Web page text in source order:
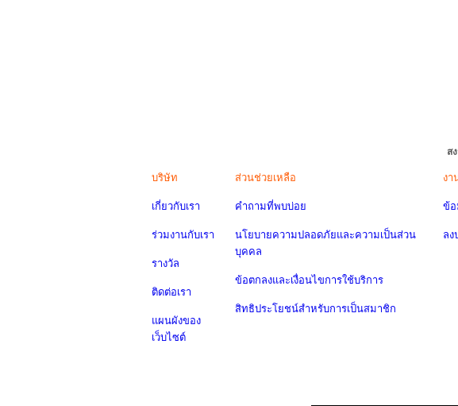
ส
บริษัท
เกี่ยวกับเรา
ร่วมงานกับเรา
รางวัล
ติดต่อเรา
แผนผังของ
เว็บไซต์
ส่วนช่วยเหลือ
คำถามที่พบบ่อย
นโยบายความปลอดภัยและความเป็นส่วน
บุคคล
ข้อตกลงและเงื่อนไขการใช้บริการ
สิทธิประโยชน์สำหรับการเป็นสมาชิก
งา
ข้อ
ลง